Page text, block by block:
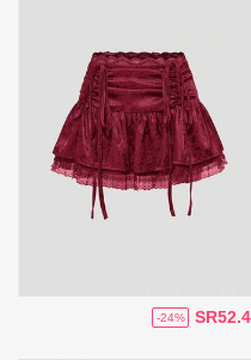
-24%